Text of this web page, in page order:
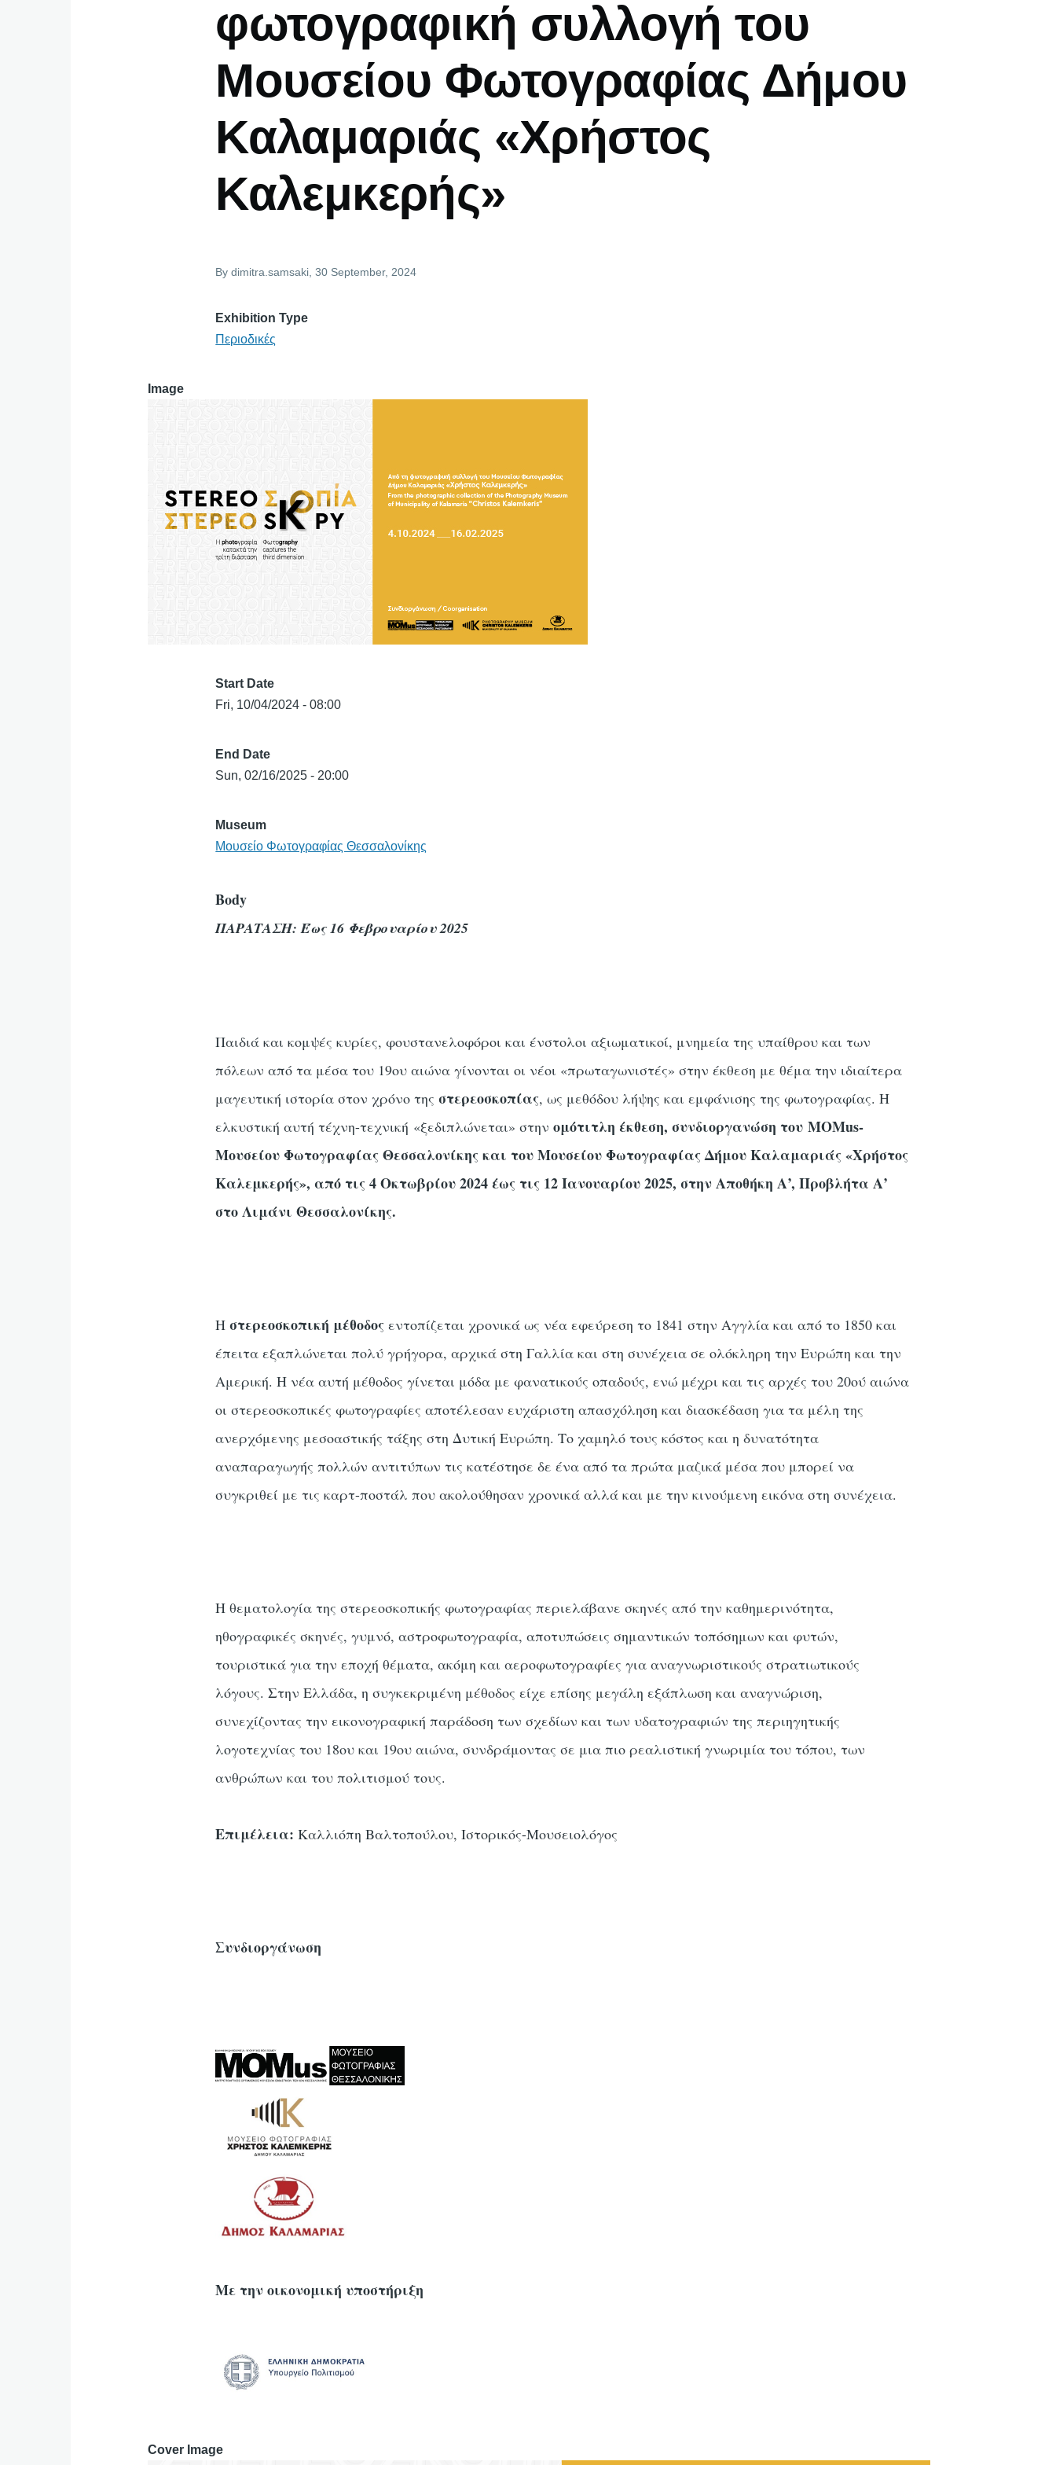
φωτογραφική συλλογή του
Μουσείου Φωτογραφίας Δήμου
Καλαμαριάς «Χρήστος
Καλεμκερής»
Bydimitra.samsaki , 30 September, 2024
Exhibition Type
Περιοδικές
Image
Start Date
Fri, 10/04/2024 - 08:00
End Date
Sun, 02/16/2025 - 20:00
Museum
Μουσείο Φωτογραφίας Θεσσαλονίκης
Body
ΠΑΡΑΤΑΣΗ: Έως 16 Φεβρουαρίου 2025
Παιδιά και κομψές κυρίες, φουστανελοφόροι και ένστολοι αξιωματικοί, μνημεία της υπαίθρου και των
πόλεων από τα μέσα του 19ου αιώνα γίνονται οι νέοι «πρωταγωνιστές» στην έκθεση με θέμα την ιδιαίτερα
μαγευτική ιστορία στον χρόνο τηςστερεοσκοπίας, ως μεθόδου λήψης και εμφάνισης της φωτογραφίας. Η
ελκυστική αυτή τέχνη-τεχνική «ξεδιπλώνεται» στηνομότιτλη έκθεση, συνδιοργανώση του MOMus-
Μουσείου Φωτογραφίας Θεσσαλονίκης και του Μουσείου Φωτογραφίας Δήμου Καλαμαριάς «Χρήστος
Καλεμκερής», από τις 4 Οκτωβρίου 2024 έως τις 12 Ιανουαρίου 2025, στην Αποθήκη Α’, Προβλήτα Α’
στο Λιμάνι Θεσσαλονίκης.
Ηστερεοσκοπική μέθοδος εντοπίζεται χρονικά ως νέα εφεύρεση το 1841 στην Αγγλία και από το 1850 και
έπειτα εξαπλώνεται πολύ γρήγορα, αρχικά στη Γαλλία και στη συνέχεια σε ολόκληρη την Ευρώπη και την
Αμερική. Η νέα αυτή μέθοδος γίνεται μόδα με φανατικούς οπαδούς, ενώ μέχρι και τις αρχές του 20ού αιώνα
οι στερεοσκοπικές φωτογραφίες αποτέλεσαν ευχάριστη απασχόληση και διασκέδαση για τα μέλη της
ανερχόμενης μεσοαστικής τάξης στη Δυτική Ευρώπη. Το χαμηλό τους κόστος και η δυνατότητα
αναπαραγωγής πολλών αντιτύπων τις κατέστησε δε ένα από τα πρώτα μαζικά μέσα που μπορεί να
συγκριθεί με τις καρτ-ποστάλ που ακολούθησαν χρονικά αλλά και με την κινούμενη εικόνα στη συνέχεια.
Η θεματολογία της στερεοσκοπικής φωτογραφίας περιελάβανε σκηνές από την καθημερινότητα,
ηθογραφικές σκηνές, γυμνό, αστροφωτογραφία, αποτυπώσεις σημαντικών τοπόσημων και φυτών,
τουριστικά για την εποχή θέματα, ακόμη και αεροφωτογραφίες για αναγνωριστικούς στρατιωτικούς
λόγους. Στην Ελλάδα, η συγκεκριμένη μέθοδος είχε επίσης μεγάλη εξάπλωση και αναγνώριση,
συνεχίζοντας την εικονογραφική παράδοση των σχεδίων και των υδατογραφιών της περιηγητικής
λογοτεχνίας του 18ου και 19ου αιώνα, συνδράμοντας σε μια πιο ρεαλιστική γνωριμία του τόπου, των
ανθρώπων και του πολιτισμού τους.
Επιμέλεια: Καλλιόπη Βαλτοπούλου, Ιστορικός-Μουσειολόγος
Συνδιοργάνωση
Με την οικονομική υποστήριξη
Cover Image